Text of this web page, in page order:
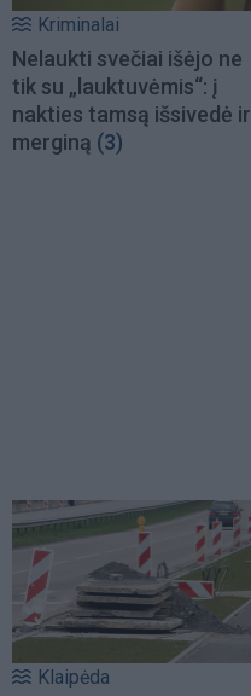
Kriminalai
Nelaukti svečiai išėjo ne
tik su „lauktuvėmis“: į
nakties tamsą išsivedė ir
merginą (3)
Klaipėda